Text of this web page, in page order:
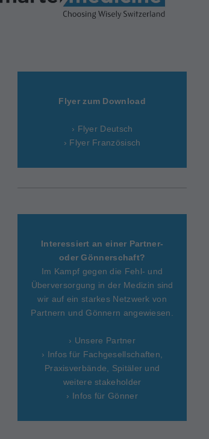
Flyer zum Download
› Flyer Deutsch
› Flyer Französisch
Interessiert an einer Partner-
oder Gönnerschaft?
Im Kampf gegen die Fehl- und
Überversorgung in der Medizin sind
wir auf ein starkes Netzwerk von
Partnern und Gönnern angewiesen.
› Unsere Partner
› Infos für Fachgesellschaften,
Praxisverbände, Spitäler und
weitere stakeholder
› Infos für Gönner